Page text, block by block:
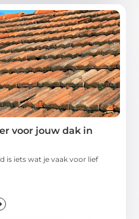
voor jouw dak in
is iets wat je vaak voor lief